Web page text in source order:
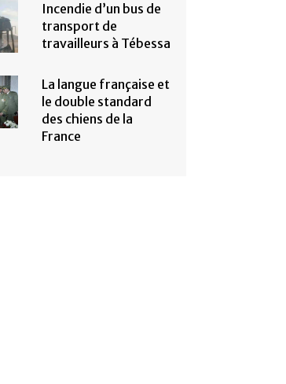
Incendie d’un bus de
transport de
travailleurs à Tébessa
La langue française et
le double standard
des chiens de la
France